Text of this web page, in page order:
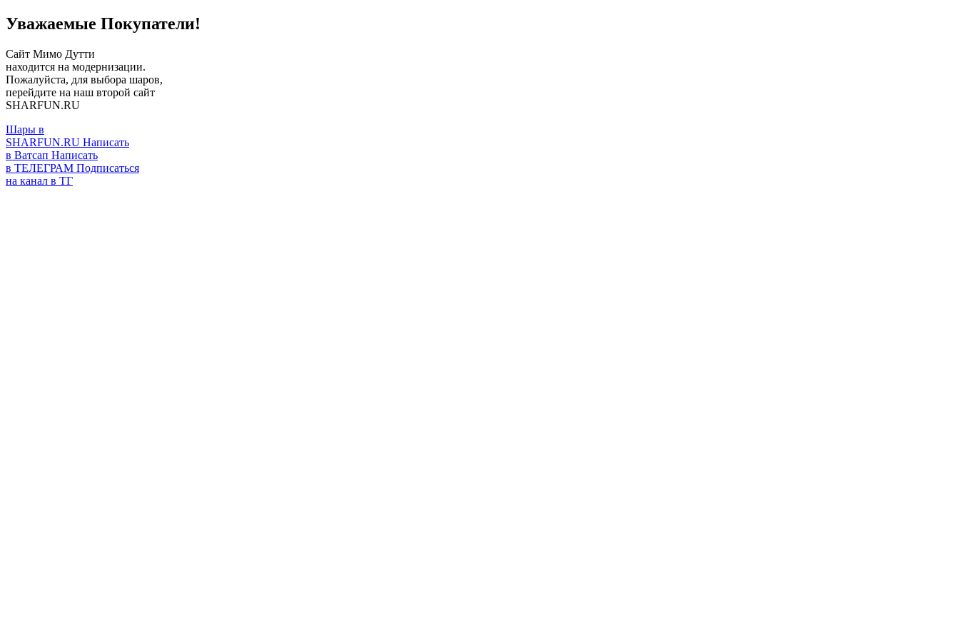
Уважаемые Покупатели!
Сайт Мимо Дутти
находится на модернизации.
Пожалуйста, для выбора шаров,
перейдите на наш второй сайт
SHARFUN.RU
Шары в
SHARFUN.RU Написать
в Ватсап Написать
в ТЕЛЕГРАМ Подписаться
на канал в ТГ